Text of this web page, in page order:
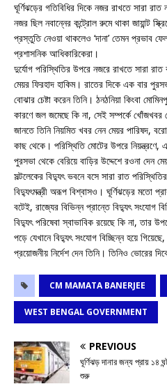
ঘূর্ণিঝড়ের গতিবিধির দিকে নজর রাখতে সারা
নজর ছিল নবান্নের কন্ট্রোল রুমে থাকা জায়ান্ট
প্রস্তুতি নেওয়া থাকলেও ‘দানা’ তেমন প্রভাব
প্রশাসনিক আধিকারিকেরা।
দুর্যোগ পরিস্থিতির উপরে নজরে রাখতে সারা
মেয়র ফিরহাদ হাকিম। রাতের দিকে এক বার
বোঝার চেষ্টা করেন তিনি। ঠনঠনিয়া কিংবা
কারণে জল জমেছে কি না, সেই সম্পর্কে খোঁজখবর
জানতে তিনি নিয়মিত খবর নেন মেয়র পারিষদ,
কাছ থেকে। পরিস্থিতি মোটের উপরে
পুরসভা থেকে বেরিয়ে বাড়ির উদ্দেশে রওনা দেন
সল্টলেকের বিদ্যুৎ ভবনে বসে সারা রাত
বিদ্যুৎমন্ত্রী অরূপ বিশ্বাসও। ঘূর্ণিঝড়ের মতো
বটেই, রাজ্যের বিভিন্ন প্রান্তে বিদ্যুৎ সংযোগ
বিদ্যুৎ পরিষেবা স্বাভাবিক রয়েছে কি না, তার
পড়ে যেখানে বিদ্যুৎ সংযোগ বিচ্ছিন্ন হয়ে
প্রয়োজনীয় নির্দেশ দেন তিনি। তিনিও ভোরের
CM MAMATA BANERJEE
WEST BENGAL GOVERNMENT
PREVIOUS
ঘূর্ণিঝড় দানার জন্য প্রায় ১৪
শুরু